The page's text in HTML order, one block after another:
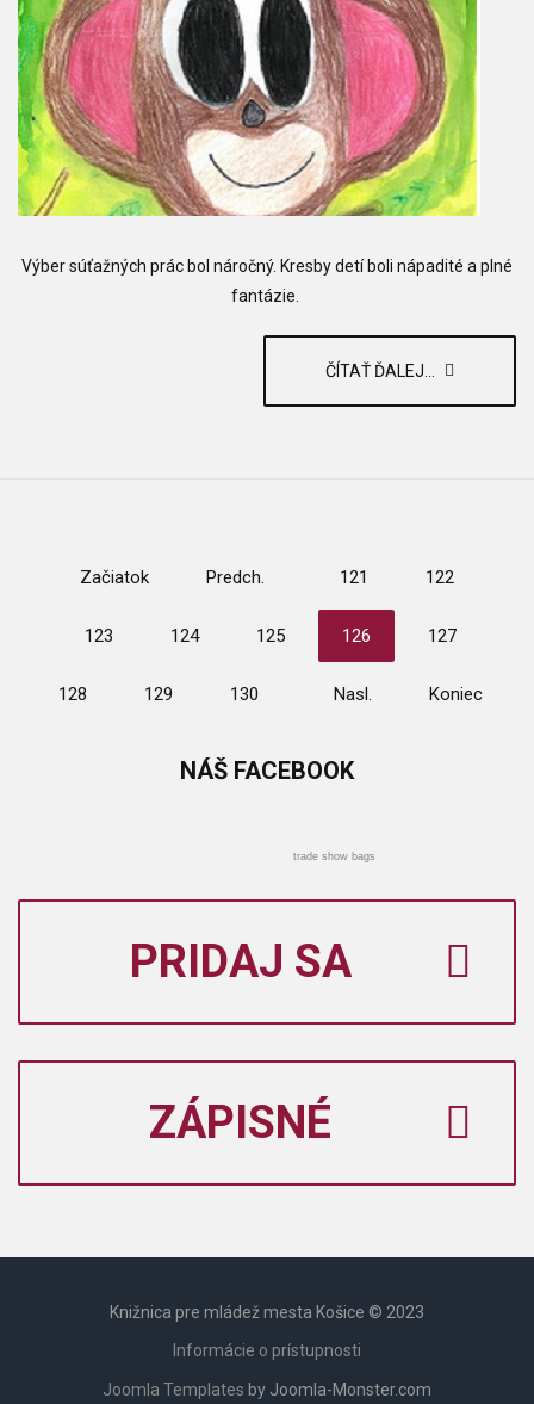
Výber súťažných prác bol náročný. Kresby detí boli nápadité a plné
fantázie.
ČÍTAŤ ĎALEJ...
Začiatok Predch. 121 122
123 124 125 126 127
128 129 130 Nasl. Koniec
NÁŠ FACEBOOK
trade show bags
PRIDAJ SA
ZÁPISNÉ
Knižnica pre mládež mesta Košice © 2023
Informácie o prístupnosti
Joomla Templates by Joomla-Monster.com